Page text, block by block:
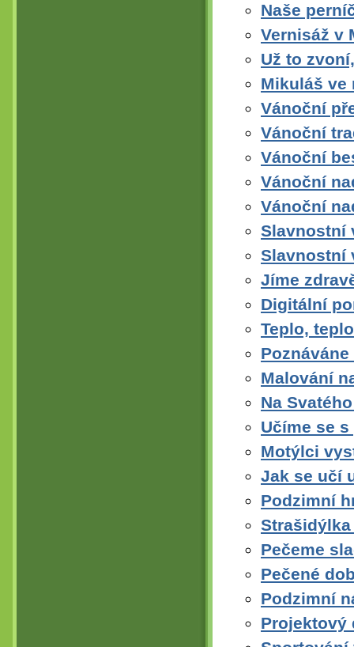
Naše
Vernisáž v
Už to
Mikuláš ve
Vánoční
Vánoční
Vánoční
Vánoční
Vánoční
Slavnostní
Slavnostní
Jíme
Digitální
Teplo,
Malování
Na
Učíme se
Motýlci
Jak se učí
Podzimní
Pečeme
Pečené
Podzimní
Projektový